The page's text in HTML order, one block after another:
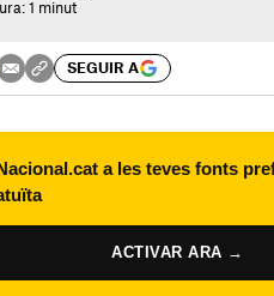
1 minut
SEGUIR A
a les teves fonts
ACTIVAR ARA →